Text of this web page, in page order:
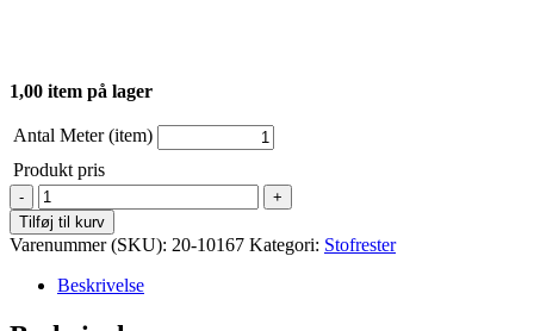
1,00 item på lager
Antal Meter (item)
Produkt pris
Stretch
Blonde
–
Stof
rest
Råhvid
Tilføj til kurv
Varenummer (SKU): 20-10167 Kategori: Stofrester
Beskrivelse